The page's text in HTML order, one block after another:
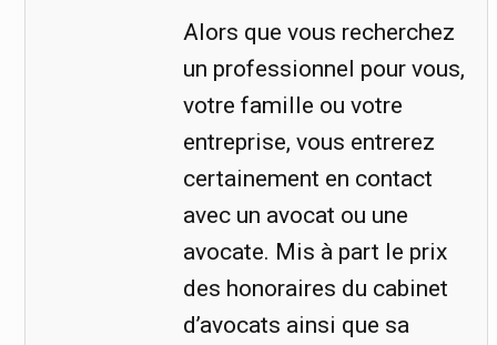
Alors que vous recherchez
un professionnel pour vous,
votre famille ou votre
entreprise, vous entrerez
certainement en contact
avec un avocat ou une
avocate. Mis à part le prix
des honoraires du cabinet
d’avocats ainsi que sa